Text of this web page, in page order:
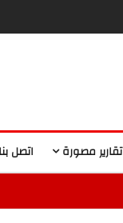
اتصل بنا تقارير مصورة